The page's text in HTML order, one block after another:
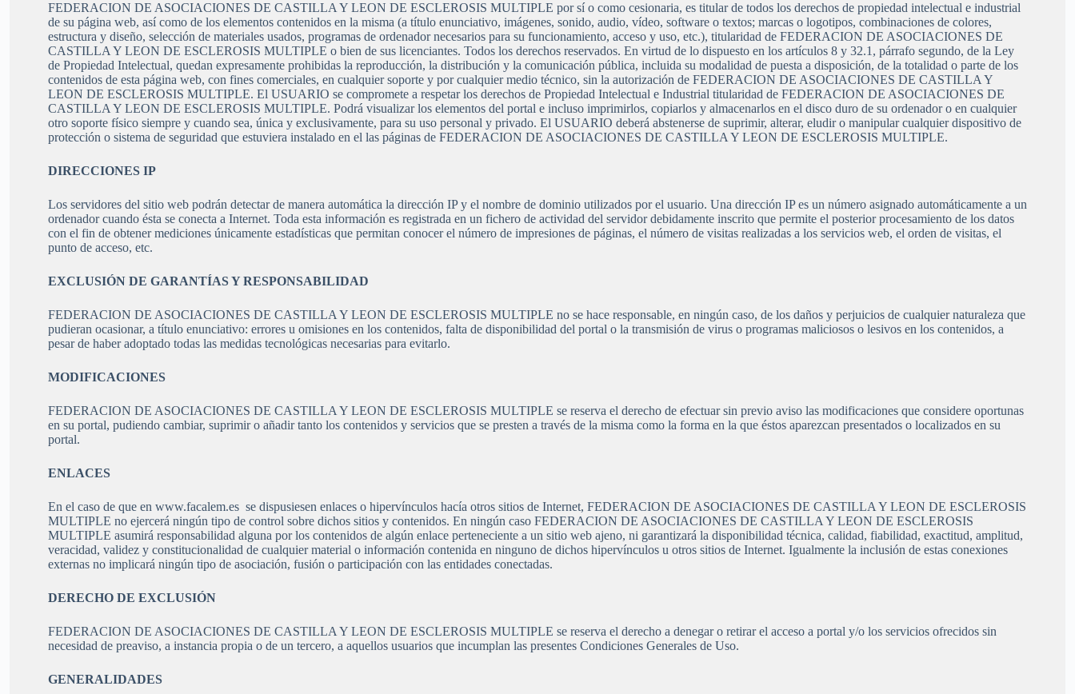
FEDERACION DE ASOCIACIONES DE CASTILLA Y LEON DE ESCLEROSIS MULTIPLE por sí o como cesionaria, es titular de todos los derechos de propiedad intelectual e industrial
de su página web, así como de los elementos contenidos en la misma (a título enunciativo, imágenes, sonido, audio, vídeo, software o textos; marcas o logotipos, combinaciones de colores,
estructura y diseño, selección de materiales usados, programas de ordenador necesarios para su funcionamiento, acceso y uso, etc.), titularidad de FEDERACION DE ASOCIACIONES DE
CASTILLA Y LEON DE ESCLEROSIS MULTIPLE o bien de sus licenciantes. Todos los derechos reservados. En virtud de lo dispuesto en los artículos 8 y 32.1, párrafo segundo, de la Ley
de Propiedad Intelectual, quedan expresamente prohibidas la reproducción, la distribución y la comunicación pública, incluida su modalidad de puesta a disposición, de la totalidad o parte de los
contenidos de esta página web, con fines comerciales, en cualquier soporte y por cualquier medio técnico, sin la autorización de FEDERACION DE ASOCIACIONES DE CASTILLA Y
LEON DE ESCLEROSIS MULTIPLE. El USUARIO se compromete a respetar los derechos de Propiedad Intelectual e Industrial titularidad de FEDERACION DE ASOCIACIONES DE
CASTILLA Y LEON DE ESCLEROSIS MULTIPLE. Podrá visualizar los elementos del portal e incluso imprimirlos, copiarlos y almacenarlos en el disco duro de su ordenador o en cualquier
otro soporte físico siempre y cuando sea, única y exclusivamente, para su uso personal y privado. El USUARIO deberá abstenerse de suprimir, alterar, eludir o manipular cualquier dispositivo de
protección o sistema de seguridad que estuviera instalado en el las páginas de FEDERACION DE ASOCIACIONES DE CASTILLA Y LEON DE ESCLEROSIS MULTIPLE.
DIRECCIONES IP
Los servidores del sitio web podrán detectar de manera automática la dirección IP y el nombre de dominio utilizados por el usuario. Una dirección IP es un número asignado automáticamente a un
ordenador cuando ésta se conecta a Internet. Toda esta información es registrada en un fichero de actividad del servidor debidamente inscrito que permite el posterior procesamiento de los datos
con el fin de obtener mediciones únicamente estadísticas que permitan conocer el número de impresiones de páginas, el número de visitas realizadas a los servicios web, el orden de visitas, el
punto de acceso, etc.
EXCLUSIÓN DE GARANTÍAS Y RESPONSABILIDAD
FEDERACION DE ASOCIACIONES DE CASTILLA Y LEON DE ESCLEROSIS MULTIPLE no se hace responsable, en ningún caso, de los daños y perjuicios de cualquier naturaleza que
pudieran ocasionar, a título enunciativo: errores u omisiones en los contenidos, falta de disponibilidad del portal o la transmisión de virus o programas maliciosos o lesivos en los contenidos, a
pesar de haber adoptado todas las medidas tecnológicas necesarias para evitarlo.
MODIFICACIONES
FEDERACION DE ASOCIACIONES DE CASTILLA Y LEON DE ESCLEROSIS MULTIPLE se reserva el derecho de efectuar sin previo aviso las modificaciones que considere oportunas
en su portal, pudiendo cambiar, suprimir o añadir tanto los contenidos y servicios que se presten a través de la misma como la forma en la que éstos aparezcan presentados o localizados en su
portal.
ENLACES
En el caso de que en www.facalem.es se dispusiesen enlaces o hipervínculos hacía otros sitios de Internet, FEDERACION DE ASOCIACIONES DE CASTILLA Y LEON DE ESCLEROSIS
MULTIPLE no ejercerá ningún tipo de control sobre dichos sitios y contenidos. En ningún caso FEDERACION DE ASOCIACIONES DE CASTILLA Y LEON DE ESCLEROSIS
MULTIPLE asumirá responsabilidad alguna por los contenidos de algún enlace perteneciente a un sitio web ajeno, ni garantizará la disponibilidad técnica, calidad, fiabilidad, exactitud, amplitud,
veracidad, validez y constitucionalidad de cualquier material o información contenida en ninguno de dichos hipervínculos u otros sitios de Internet. Igualmente la inclusión de estas conexiones
externas no implicará ningún tipo de asociación, fusión o participación con las entidades conectadas.
DERECHO DE EXCLUSIÓN
FEDERACION DE ASOCIACIONES DE CASTILLA Y LEON DE ESCLEROSIS MULTIPLE se reserva el derecho a denegar o retirar el acceso a portal y/o los servicios ofrecidos sin
necesidad de preaviso, a instancia propia o de un tercero, a aquellos usuarios que incumplan las presentes Condiciones Generales de Uso.
GENERALIDADES